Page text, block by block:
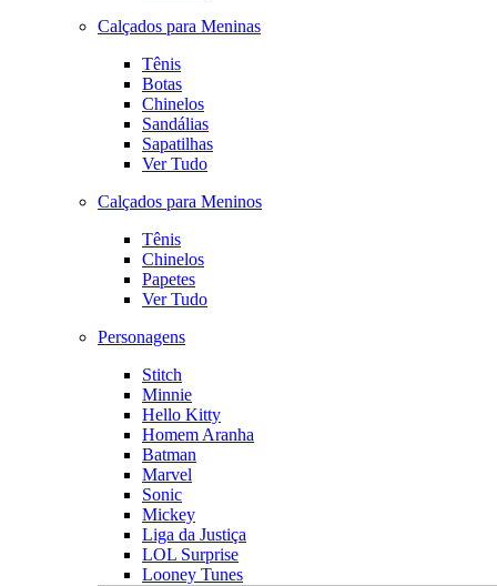
Calçados para Meninas
Tênis
Botas
Chinelos
Sandálias
Sapatilhas
Ver Tudo
Calçados para Meninos
Tênis
Chinelos
Papetes
Ver Tudo
Personagens
Stitch
Minnie
Hello Kitty
Homem Aranha
Batman
Marvel
Sonic
Mickey
Liga da Justiça
LOL Surprise
Looney Tunes